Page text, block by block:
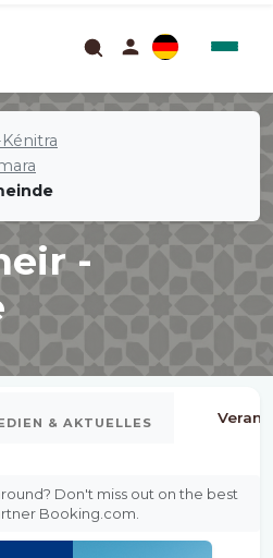
-
& AKTUELLES
Don't miss out on the best
Booking.com.